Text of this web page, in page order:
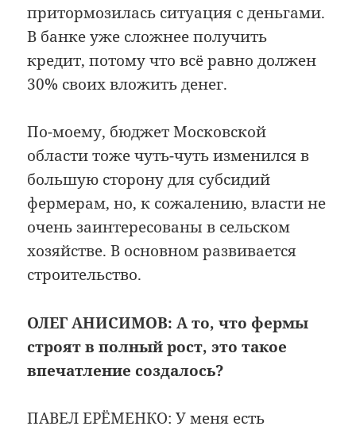
притормозилась ситуация с деньгами.
В банке уже сложнее получить
кредит, потому что всё равно должен
30% своих вложить денег.
По-моему, бюджет Московской
области тоже чуть-чуть изменился в
большую сторону для субсидий
фермерам, но, к сожалению, власти не
очень заинтересованы в сельском
хозяйстве. В основном развивается
строительство.
ОЛЕГ АНИСИМОВ: А то, что фермы
строят в полный рост, это такое
впечатление создалось?
ПАВЕЛ ЕРЁМЕНКО: У меня есть